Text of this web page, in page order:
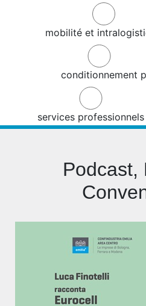
mobilité et
conditionnement
services professionnels
Podcast,